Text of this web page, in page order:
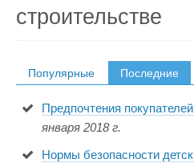
строительстве
Популярные Последние
Предпочтения
января 2018 г.
Нормы безопасности